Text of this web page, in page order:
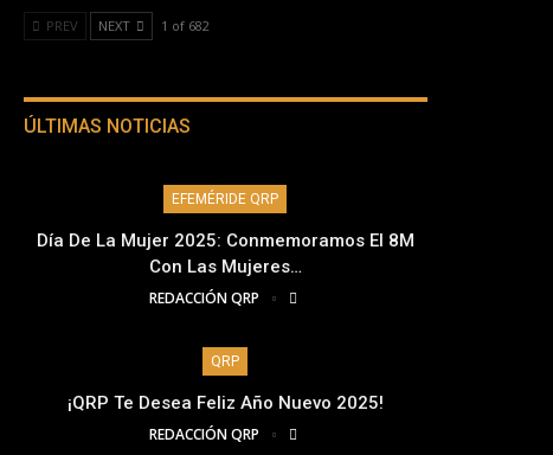
PREV NEXT 1 of 682
ÚLTIMAS NOTICIAS
EFEMÉRIDE QRP
Día De La Mujer 2025: Conmemoramos El 8M
Con Las Mujeres…
REDACCIÓN QRP
QRP
¡QRP Te Desea Feliz Año Nuevo 2025!
REDACCIÓN QRP